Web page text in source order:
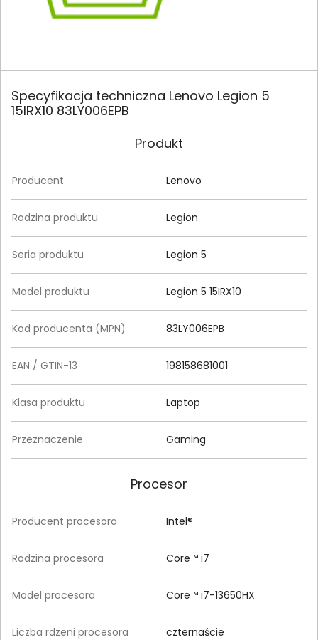
Specyfikacja techniczna Lenovo Legion 5
15IRX10 83LY006EPB
Produkt
Producent Lenovo
Rodzina produktu Legion
Seria produktu Legion 5
Model produktu Legion 5 15IRX10
Kod producenta (MPN) 83LY006EPB
EAN / GTIN-13 198158681001
Klasa produktu Laptop
Przeznaczenie Gaming
Procesor
Producent procesora Intel®
Rodzina procesora Core™ i7
Model procesora Core™ i7-13650HX
Liczba rdzeni procesora czternaście